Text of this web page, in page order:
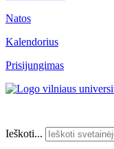
Natos
Kalendorius
Prisijungimas
Ieškoti...